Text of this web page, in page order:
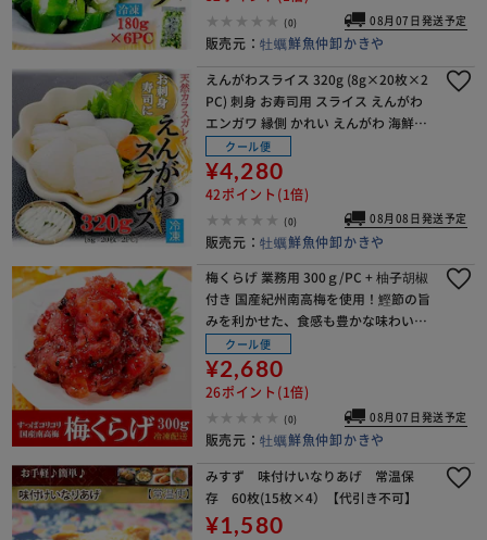
(0) 08月07日発送予定
販売元：牡蠣鮮魚仲卸かきや
えんがわスライス 320g (8g×20枚×2
PC) 刺身 お寿司用 スライス えんがわ
エンガワ 縁側 かれい えんがわ 海鮮丼
寿司 手巻き【代引き不可】
クール便
¥4,280
42ポイント(1倍)
(0) 08月08日発送予定
販売元：牡蠣鮮魚仲卸かきや
梅くらげ 業務用 300ｇ/PC + 柚子胡椒
付き 国産紀州南高梅を使用！鰹節の旨
みを利かせた、食感も豊かな味わい
を！梅クラゲ うめくらげ くらげ すっ
ぱコリコリ【代引き不可】
クール便
¥2,680
26ポイント(1倍)
(0) 08月07日発送予定
販売元：牡蠣鮮魚仲卸かきや
みすず 味付けいなりあげ 常温保
存 60枚(15枚×4）【代引き不可】
¥1,580